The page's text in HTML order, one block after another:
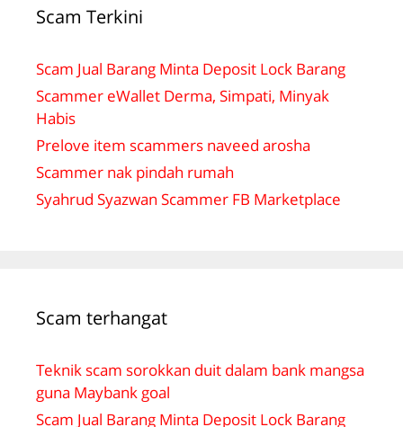
Scam Terkini
Scam Jual Barang Minta Deposit Lock Barang
Scammer eWallet Derma, Simpati, Minyak
Habis
Prelove item scammers naveed arosha
Scammer nak pindah rumah
Syahrud Syazwan Scammer FB Marketplace
Scam terhangat
Teknik scam sorokkan duit dalam bank mangsa
guna Maybank goal
Scam Jual Barang Minta Deposit Lock Barang